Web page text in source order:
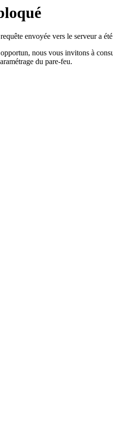
envoyée vers le serveur a
nous vous invitons à
du pare-feu.